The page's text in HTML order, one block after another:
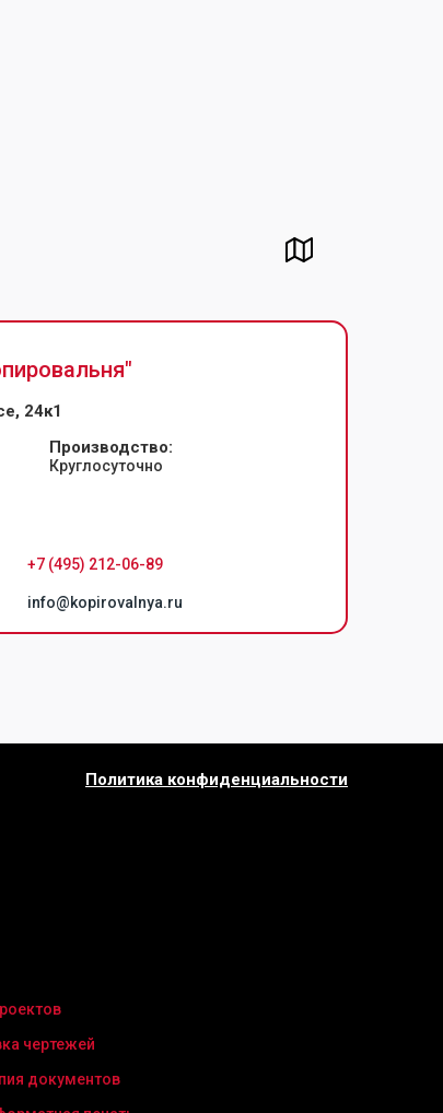
"
24к1
Производство:
Круглосуточно
+7 (495) 212-06-89
info@kopirovalnya.ru
Политика конфиденциальности
чертежей
документов